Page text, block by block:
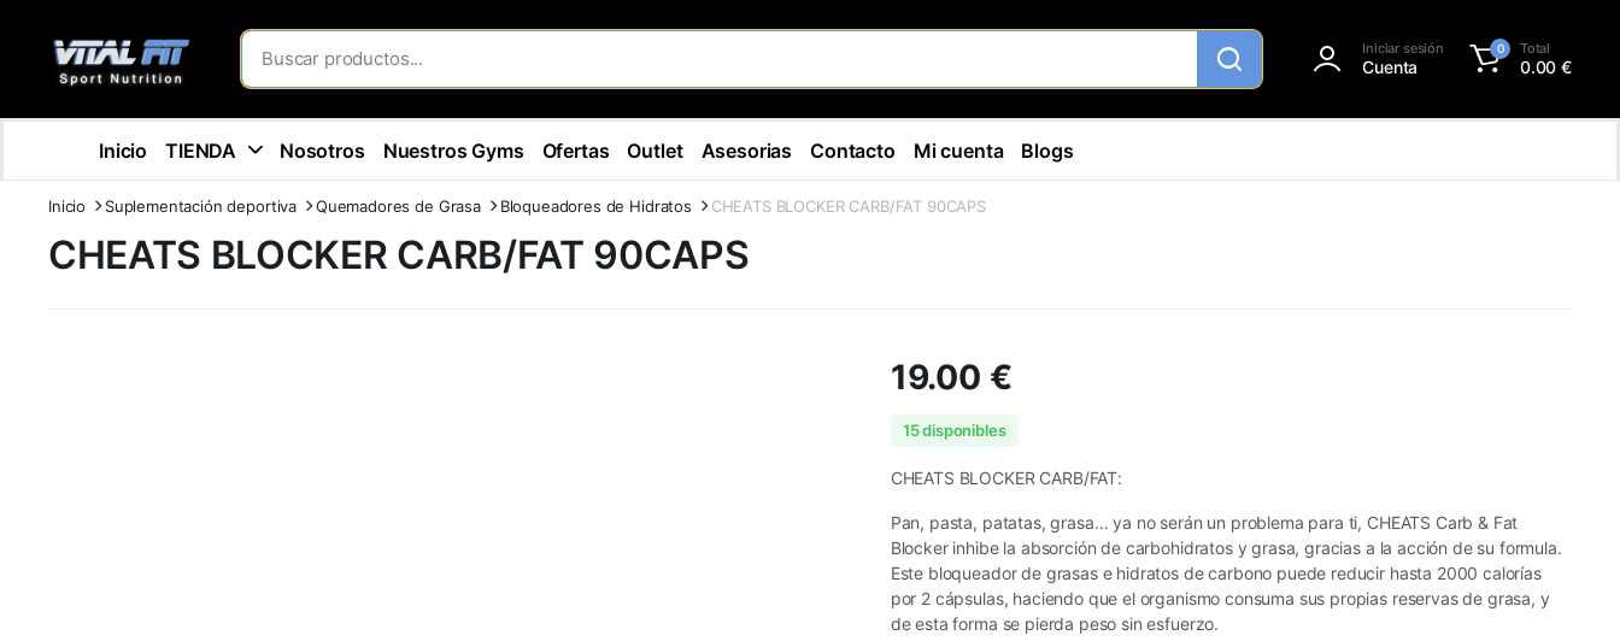
Iniciar sesión
Cuenta
0 Total
0.00€
Inicio TIENDA Nosotros Nuestros Gyms Ofertas Outlet Asesorias Contacto Mi cuenta Blogs
Inicio Suplementación deportiva Quemadores de Grasa Bloqueadores de Hidratos CHEATS BLOCKER CARB/FAT 90CAPS
CHEATS BLOCKER CARB/FAT 90CAPS
19.00 €
15 disponibles
CHEATS BLOCKER CARB/FAT:
Pan, pasta, patatas, grasa… ya no serán un problema para ti, CHEATS Carb & Fat
Blocker inhibe la absorción de carbohidratos y grasa, gracias a la acción de su formula.
Este bloqueador de grasas e hidratos de carbono puede reducir hasta 2000 calorías
por 2 cápsulas, haciendo que el organismo consuma sus propias reservas de grasa, y
de esta forma se pierda peso sin esfuerzo.